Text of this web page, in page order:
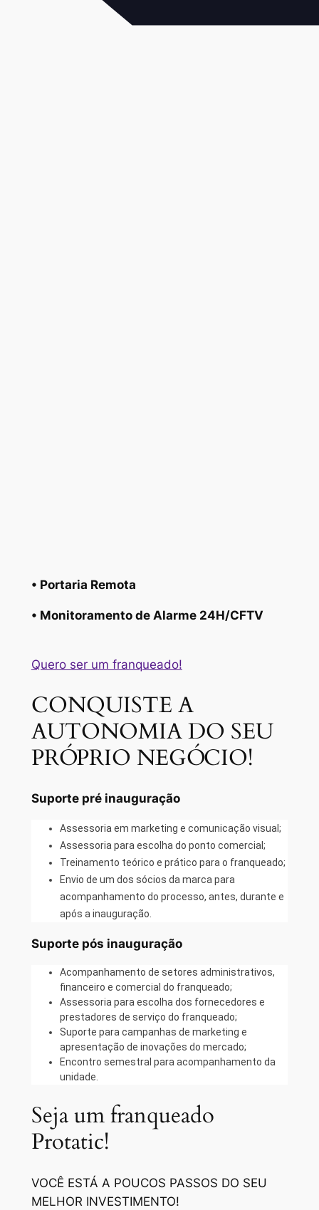
• Portaria Remota
• Monitoramento de Alarme 24H/CFTV
Quero ser um franqueado!
CONQUISTE A
AUTONOMIA DO SEU
PRÓPRIO NEGÓCIO!
Suporte pré inauguração
Assessoria em marketing e comunicação visual;
Assessoria para escolha do ponto comercial;
Treinamento teórico e prático para o franqueado;
Envio de um dos sócios da marca para
acompanhamento do processo, antes, durante e
após a inauguração.
Suporte pós inauguração
Acompanhamento de setores administrativos,
financeiro e comercial do franqueado;
Assessoria para escolha dos fornecedores e
prestadores de serviço do franqueado;
Suporte para campanhas de marketing e
apresentação de inovações do mercado;
Encontro semestral para acompanhamento da
unidade.
Seja um franqueado
Protatic!
VOCÊ ESTÁ A POUCOS PASSOS DO SEU
MELHOR INVESTIMENTO!